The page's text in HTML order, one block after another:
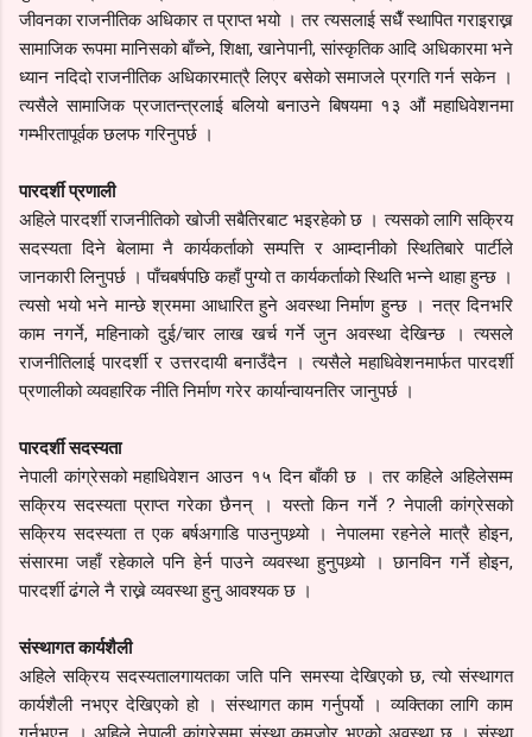
जीवनका राजनीतिक अधिकार त प्राप्त भयो । तर त्यसलाई सधैँ स्थापित गराइराख्न
सामाजिक रूपमा मानिसको बाँच्ने, शिक्षा, खानेपानी, सांस्कृतिक आदि अधिकारमा भने
ध्यान नदिदो राजनीतिक अधिकारमात्रै लिएर बसेको समाजले प्रगति गर्न सकेन ।
त्यसैले सामाजिक प्रजातन्त्रलाई बलियो बनाउने बिषयमा १३ औं महाधिवेशनमा
गम्भीरतापूर्वक छलफ गरिनुपर्छ ।
पारदर्शी प्रणाली
अहिले पारदर्शी राजनीतिको खोजी सबैतिरबाट भइरहेको छ । त्यसको लागि सक्रिय
सदस्यता दिने बेलामा नै कार्यकर्ताको सम्पत्ति र आम्दानीको स्थितिबारे पार्टीले
जानकारी लिनुपर्छ । पाँचबर्षपछि कहाँ पुग्यो त कार्यकर्ताको स्थिति भन्ने थाहा हुन्छ ।
त्यसो भयो भने मान्छे श्रममा आधारित हुने अवस्था निर्माण हुन्छ । नत्र दिनभरि
काम नगर्ने, महिनाको दुई/चार लाख खर्च गर्ने जुन अवस्था देखिन्छ । त्यसले
राजनीतिलाई पारदर्शी र उत्तरदायी बनाउँदैन । त्यसैले महाधिवेशनमार्फत पारदर्शी
प्रणालीको व्यवहारिक नीति निर्माण गरेर कार्यान्वायनतिर जानुपर्छ ।
पारदर्शी सदस्यता
नेपाली कांग्रेसको महाधिवेशन आउन १५ दिन बाँकी छ । तर कहिले अहिलेसम्म
सक्रिय सदस्यता प्राप्त गरेका छैनन् । यस्तो किन गर्ने ? नेपाली कांग्रेसको
सक्रिय सदस्यता त एक बर्षअगाडि पाउनुपथ्र्यो । नेपालमा रहनेले मात्रै होइन,
संसारमा जहाँ रहेकाले पनि हेर्न पाउने व्यवस्था हुनुपथ्र्यो । छानविन गर्ने होइन,
पारदर्शी ढंगले नै राख्ने व्यवस्था हुनु आवश्यक छ ।
संस्थागत कार्यशैली
अहिले सक्रिय सदस्यतालगायतका जति पनि समस्या देखिएको छ, त्यो संस्थागत
कार्यशैली नभएर देखिएको हो । संस्थागत काम गर्नुपर्यो । व्यक्तिका लागि काम